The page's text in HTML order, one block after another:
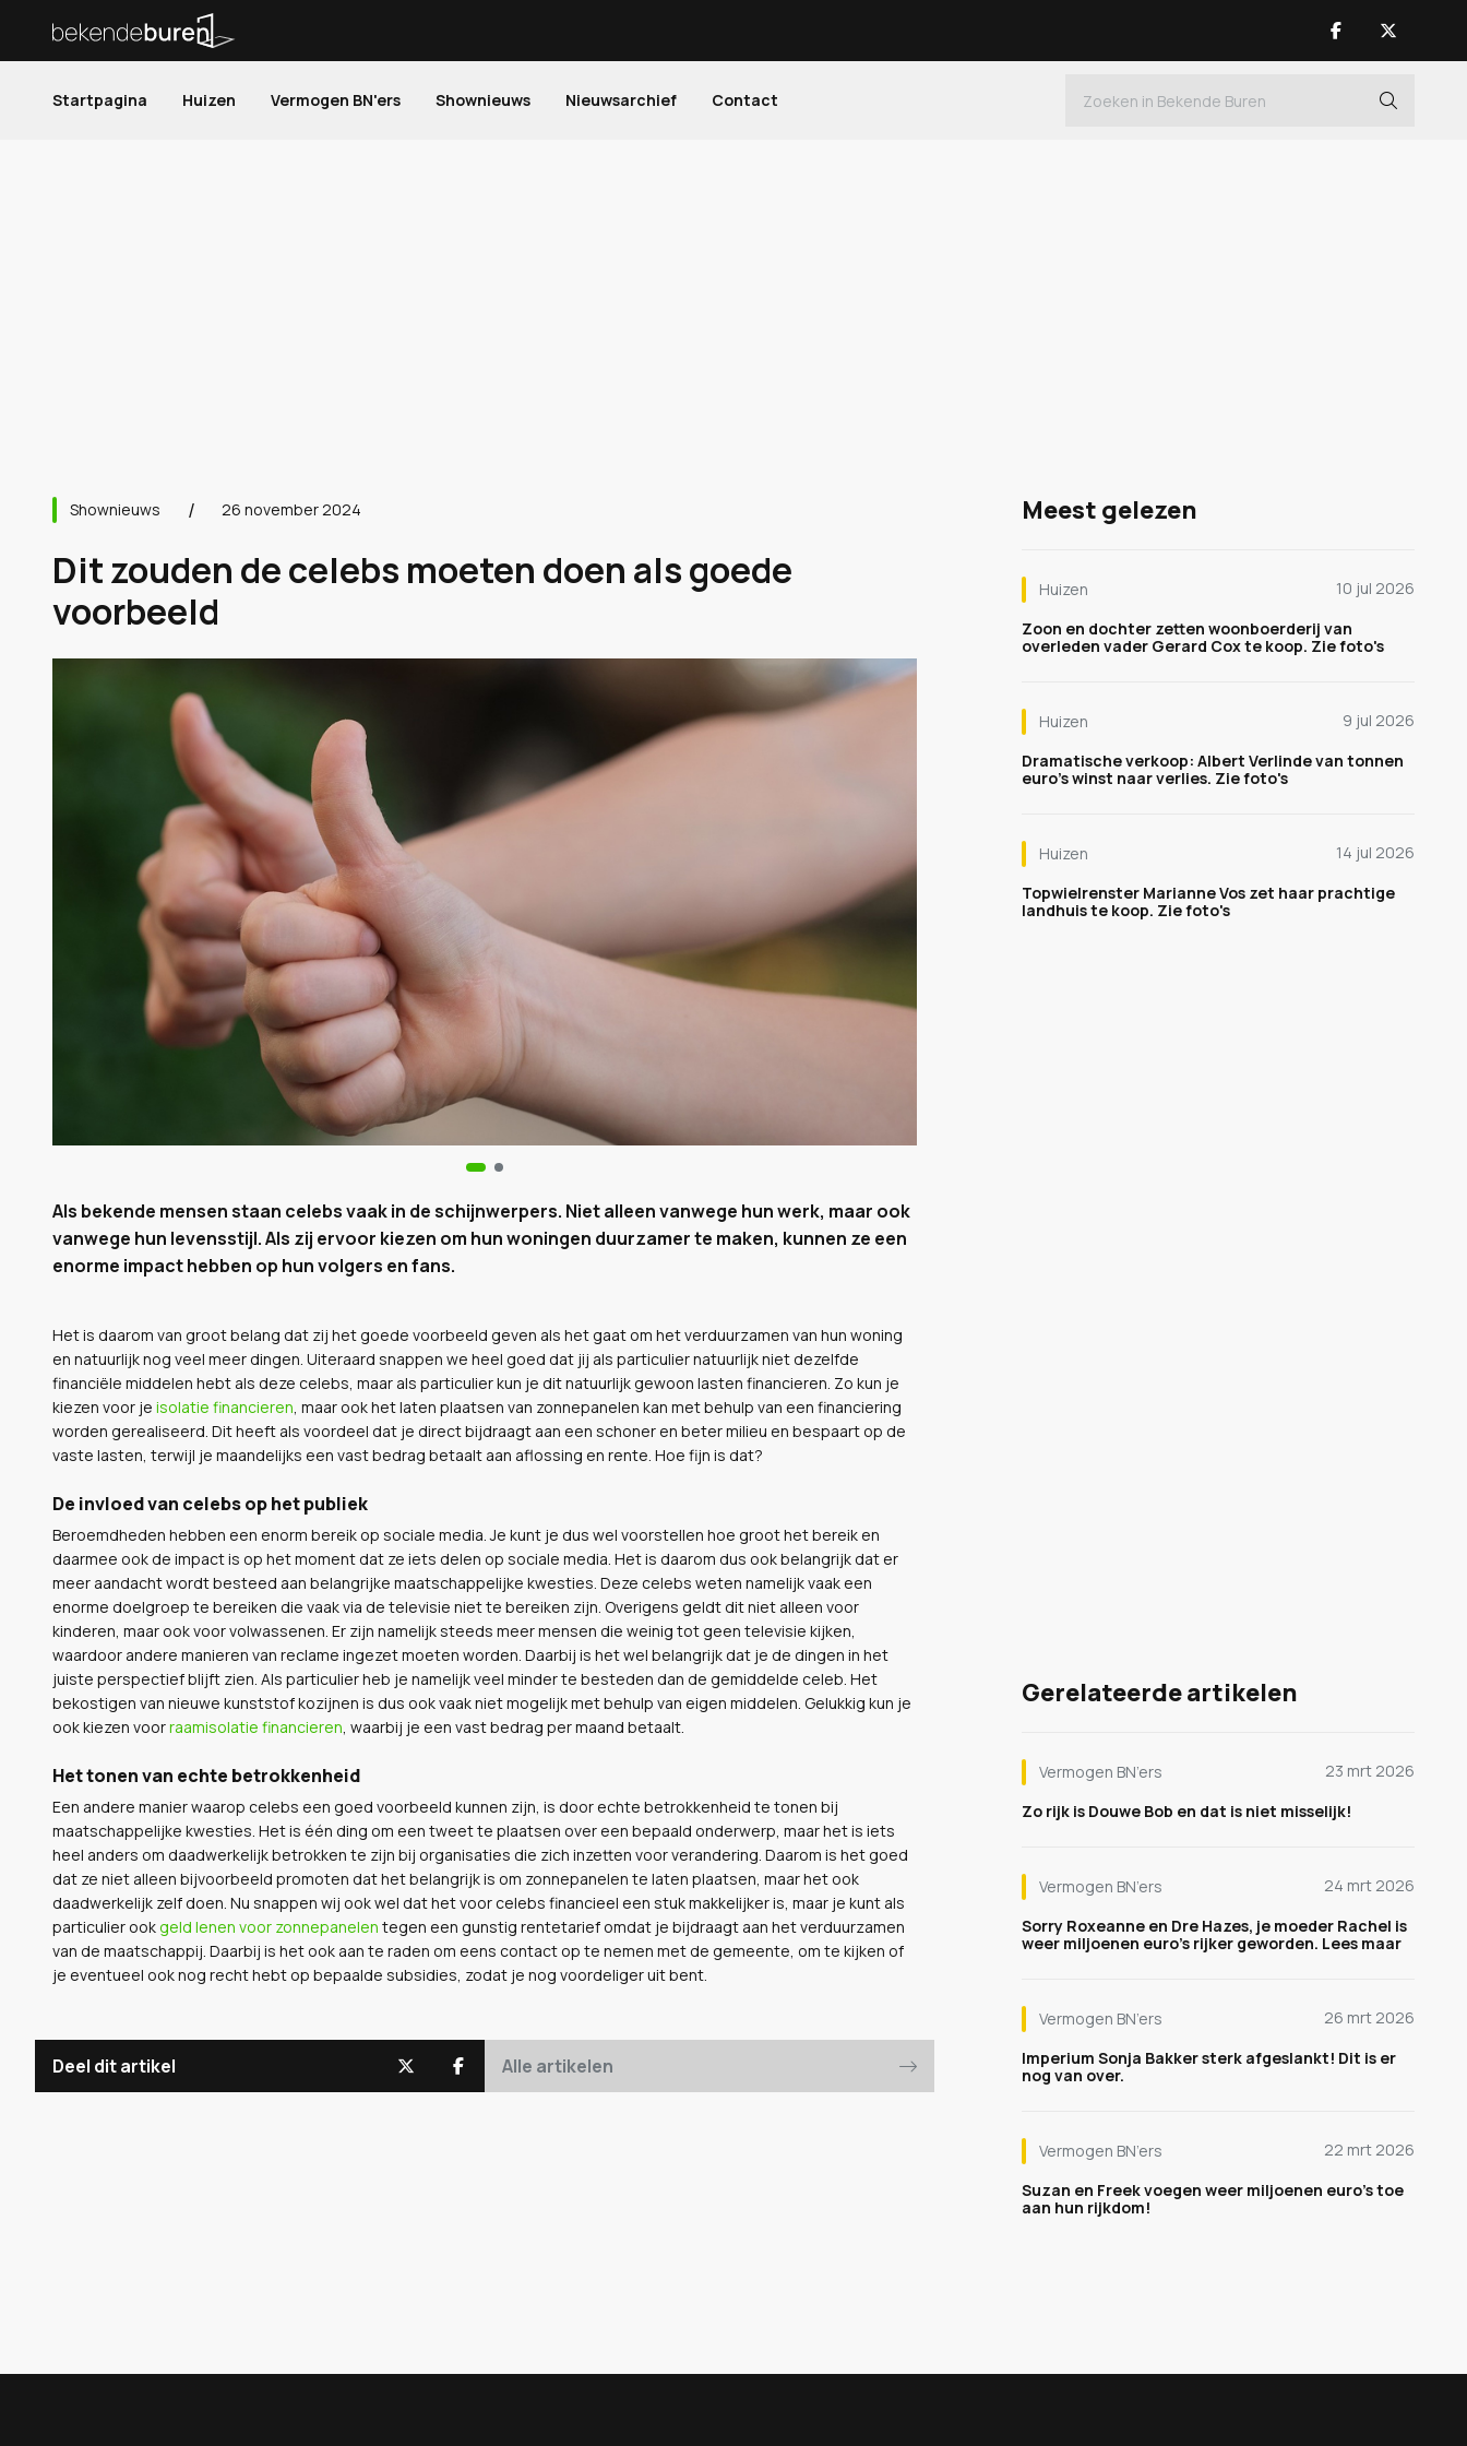
Startpagina Huizen Vermogen BN'ers Shownieuws Nieuwsarchief Contact
Shownieuws 26 november 2024
Dit zouden de celebs moeten doen als goede
voorbeeld
Als bekende mensen staan celebs vaak in de schijnwerpers. Niet alleen vanwege hun werk, maar ook
vanwege hun levensstijl. Als zij ervoor kiezen om hun woningen duurzamer te maken, kunnen ze een
enorme impact hebben op hun volgers en fans.
Het is daarom van groot belang dat zij het goede voorbeeld geven als het gaat om het verduurzamen van hun woning
en natuurlijk nog veel meer dingen. Uiteraard snappen we heel goed dat jij als particulier natuurlijk niet dezelfde
financiële middelen hebt als deze celebs, maar als particulier kun je dit natuurlijk gewoon lasten financieren. Zo kun je
kiezen voor je isolatie financieren , maar ook het laten plaatsen van zonnepanelen kan met behulp van een financiering
worden gerealiseerd. Dit heeft als voordeel dat je direct bijdraagt aan een schoner en beter milieu en bespaart op de
vaste lasten, terwijl je maandelijks een vast bedrag betaalt aan aflossing en rente. Hoe fijn is dat?
De invloed van celebs op het publiek
Beroemdheden hebben een enorm bereik op sociale media. Je kunt je dus wel voorstellen hoe groot het bereik en
daarmee ook de impact is op het moment dat ze iets delen op sociale media. Het is daarom dus ook belangrijk dat er
meer aandacht wordt besteed aan belangrijke maatschappelijke kwesties. Deze celebs weten namelijk vaak een
enorme doelgroep te bereiken die vaak via de televisie niet te bereiken zijn. Overigens geldt dit niet alleen voor
kinderen, maar ook voor volwassenen. Er zijn namelijk steeds meer mensen die weinig tot geen televisie kijken,
waardoor andere manieren van reclame ingezet moeten worden. Daarbij is het wel belangrijk dat je de dingen in het
juiste perspectief blijft zien. Als particulier heb je namelijk veel minder te besteden dan de gemiddelde celeb. Het
bekostigen van nieuwe kunststof kozijnen is dus ook vaak niet mogelijk met behulp van eigen middelen. Gelukkig kun je
ook kiezen voorraamisolatie financieren , waarbij je een vast bedrag per maand betaalt.
Het tonen van echte betrokkenheid
Een andere manier waarop celebs een goed voorbeeld kunnen zijn, is door echte betrokkenheid te tonen bij
maatschappelijke kwesties. Het is één ding om een tweet te plaatsen over een bepaald onderwerp, maar het is iets
heel anders om daadwerkelijk betrokken te zijn bij organisaties die zich inzetten voor verandering. Daarom is het goed
dat ze niet alleen bijvoorbeeld promoten dat het belangrijk is om zonnepanelen te laten plaatsen, maar het ook
daadwerkelijk zelf doen. Nu snappen wij ook wel dat het voor celebs financieel een stuk makkelijker is, maar je kunt als
particulier ookgeld lenen voor zonnepanelen tegen een gunstig rentetarief omdat je bijdraagt aan het verduurzamen
van de maatschappij. Daarbij is het ook aan te raden om eens contact op te nemen met de gemeente, om te kijken of
je eventueel ook nog recht hebt op bepaalde subsidies, zodat je nog voordeliger uit bent.
Deel dit artikel Alle artikelen
Meest gelezen
Huizen
10 jul 2026
Zoon en dochter zetten woonboerderij van
overleden vader Gerard Cox te koop. Zie foto's
Huizen
9 jul 2026
Dramatische verkoop: Albert Verlinde van tonnen
euro's winst naar verlies. Zie foto's
Huizen
14 jul 2026
Topwielrenster Marianne Vos zet haar prachtige
landhuis te koop. Zie foto's
Gerelateerde artikelen
Vermogen BN’ers
23 mrt 2026
Zo rijk is Douwe Bob en dat is niet misselijk!
Vermogen BN’ers
24 mrt 2026
Sorry Roxeanne en Dre Hazes, je moeder Rachel is
weer miljoenen euro's rijker geworden. Lees maar
Vermogen BN’ers
26 mrt 2026
Imperium Sonja Bakker sterk afgeslankt! Dit is er
nog van over.
Vermogen BN’ers
22 mrt 2026
Suzan en Freek voegen weer miljoenen euro's toe
aan hun rijkdom!